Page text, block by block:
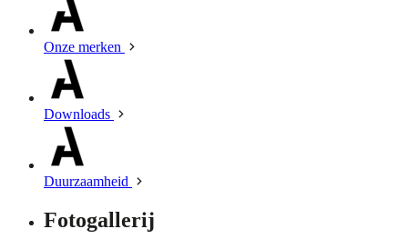
Onze merken
Downloads
Duurzaamheid
Fotogallerij